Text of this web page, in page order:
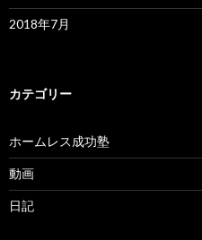
2018年7月
カテゴリー
ホームレス成功塾
動画
日記